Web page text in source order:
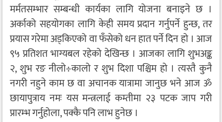
मर्मतसम्भार सम्बन्धी कार्यका लागि योजना बनाइने छ ।
अर्काको सहयोगका लागि केही समय प्रदान गर्नुपर्ने हुन्छ, तर
प्रयास गरेमा अड्किएको वा फँसेको धन हात पर्ने दिन हो । आज
९५ प्रतिशत भाग्यबल रहेको देखिन्छ । आजका लागि शुभअङ्क
२, शुभ रङ नीलो÷कालो र शुभ दिशा पश्चिम हो । त्यस्तै कुनै
नगरी नहुने काम छ वा अचानक यात्रामा जानुछ भने आज ॐ
छायापुत्राय नमः यस मन्त्रलाई कम्तीमा २३ पटक जाप गरी
प्रारम्भ गर्नुहोला, पक्कै पनि लाभ हुनेछ ।